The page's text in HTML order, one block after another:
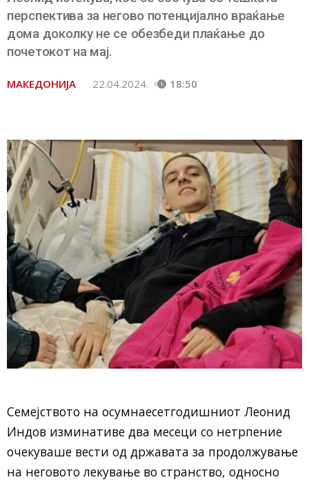
перспектива за негово потенцијално враќање
дома доколку не се обезбеди плаќање до
почетокот на мај.
МАКЕДОНИЈА 22.04.2024. 18:50
Семејството на осумнаесетгодишниот Леонид
Индов изминативе два месеци со нетрпение
очекуваше вести од државата за продолжување
на неговото лекување во странство, односно